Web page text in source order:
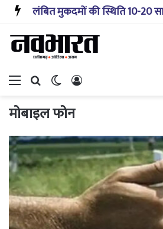
Menu Search forSwitch skin
मोबाइल फोन